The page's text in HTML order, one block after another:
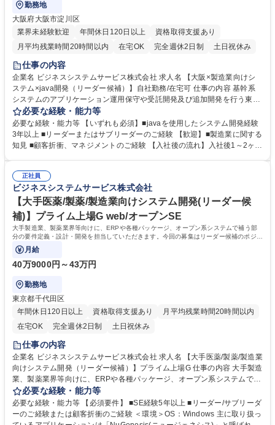
勤務地
大阪府大阪市淀川区
業界未経験歓迎
年間休日120日以上
資格取得支援あり
月平均残業時間20時間以内
在宅OK 完全週休2日制 土日祝休み
仕事の内容
企業名 ビジネスシステムサービス株式会社 求人名 【大阪×製造業向けシ
ステム×java開発（リーダー候補）】自社勤務/在宅可 仕事の内容 基幹系
システムのアプリケーション運用保守や受託開発及び追加開発を行う東証
プライム上場 ビジネスエンジニアリング(株)の100％子会社の当社にて、J
ava開発エンジニア(リーダー候補)を募集します。 国内大手製造業、製薬
業界等向けの基幹系システム「mcframe」の導入、要件定義、設計、開
発、保守、運用をご経験やご希望に合わせて担当いただきます。 【詳細】
に多数の企業で採用されており、国産ERPの代表格といえる存在です。
募集職種 【大阪×製造業向けシステム×java開発（リーダー候補）】自社
勤務/在宅可
必要な経験・能力等
必要な経験・能力等 【いずれも必須】■javaを使用したシステム開発経験
3年以上 ■リーダーまたはサブリーダーのご経験 【歓迎】■製造業に関する
知見 ■顧客折衝、マネジメントのご経験 【入社後の流れ】入社後1～2ヶ月
携われるポジションです！■自社勤務がメインとなります！■所定労働時間
7.5時間と短く、残業も少ないのでワークライフバランスを保ちやすいで
す！ 学歴・資格 学歴：大学院 大学 高専 短大 専修学校 高校 語学力： 資
格：
正社員
ビジネスシステムサービス株式会社
【大手医薬/製薬/製造業向けシステム開発(リーダー候
補)】プライム上場G web/オープンSE
大手製造業、製薬業界等向けに、ERPや各種パッケージ、オープン系システムで補う部
分の要件定義・設計・開発を担当していただきます。今回の募集はリーダー候補のポジシ
ョンとなり、2～3年後には案件リーダーや
月給
40万9000円～43万円
勤務地
東京都千代田区
年間休日120日以上
資格取得支援あり
月平均残業時間20時間以内
在宅OK
完全週休2日制 土日祝休み
仕事の内容
企業名 ビジネスシステムサービス株式会社 求人名 【大手医薬/製薬/製造業
向けシステム開発（リーダー候補）】プライム上場G 仕事の内容 大手製造
業、製薬業界等向けに、ERPや各種パッケージ、オープン系システムで補
う部分の要件定義・設計・開発を担当していただきます。今回の募集はリ
ーダー候補のポジションとなり、2～3年後には案件リーダーや マネジメ
ントを担っていただきたいと考えています。 【具体的な業務内容（一部抜
粋）】 ◆Nugenesis導入を中心とした製薬業界に関わるシステムの要件定
必要な経験・能力等
必要な経験・能力等 【必須要件】 ■SE経験5年以上 ■リーダー/サブリーダ
ーのご経験または顧客折衝のご経験 ＜環境＞OS：Windows 主に取り扱っ